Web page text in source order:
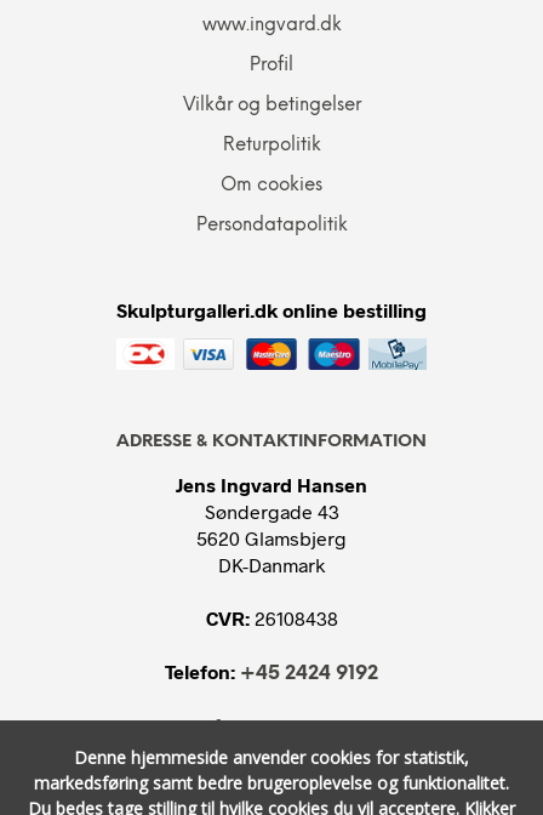
www.ingvard.dk
Profil
Vilkår og betingelser
Returpolitik
Om cookies
Persondatapolitik
Skulpturgalleri.dk online bestilling
ADRESSE & KONTAKTINFORMATION
Jens Ingvard Hansen
Søndergade 43
5620 Glamsbjerg
DK-Danmark
CVR:26108438
Telefon: +45 2424 9192
E-mail:
Denne hjemmeside anvender cookies for statistik,
markedsføring samt bedre brugeroplevelse og funktionalitet.
Du bedes tage stilling til hvilke cookies du vil acceptere. Klikker